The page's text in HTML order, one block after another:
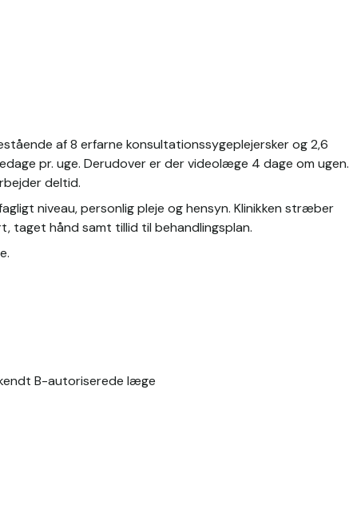
af 8 erfarne konsultationssygeplejersker og 2,6
pr. uge. Derudover er der videolæge 4 dage om ugen.
deltid.
niveau, personlig pleje og hensyn. Klinikken stræber
taget hånd samt tillid til behandlingsplan.
B-autoriserede læge